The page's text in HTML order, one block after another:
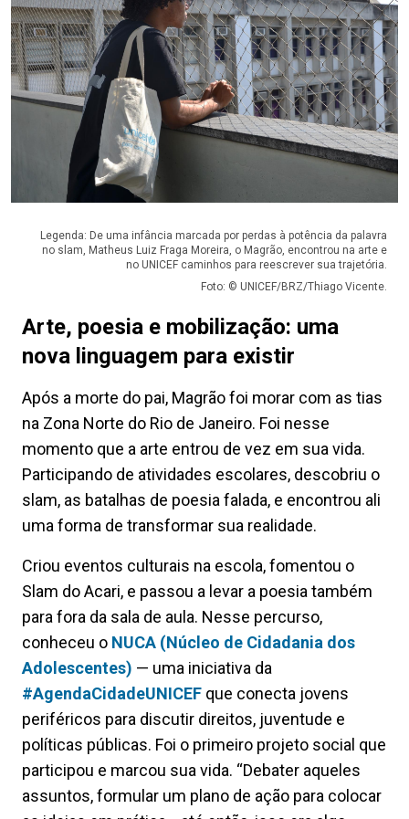
Legenda: De uma infância marcada por perdas à potência da palavra
no slam, Matheus Luiz Fraga Moreira, o Magrão, encontrou na arte e
no UNICEF caminhos para reescrever sua trajetória.
Foto: © UNICEF/BRZ/Thiago Vicente.
Arte, poesia e mobilização: uma
nova linguagem para existir
Após a morte do pai, Magrão foi morar com as tias
na Zona Norte do Rio de Janeiro. Foi nesse
momento que a arte entrou de vez em sua vida.
Participando de atividades escolares, descobriu o
slam, as batalhas de poesia falada, e encontrou ali
uma forma de transformar sua realidade.
Criou eventos culturais na escola, fomentou o
Slam do Acari, e passou a levar a poesia também
para fora da sala de aula. Nesse percurso,
conheceu o NUCA (Núcleo de Cidadania dos
Adolescentes) — uma iniciativa da
#AgendaCidadeUNICEF que conecta jovens
periféricos para discutir direitos, juventude e
políticas públicas. Foi o primeiro projeto social que
participou e marcou sua vida. “Debater aqueles
assuntos, formular um plano de ação para colocar